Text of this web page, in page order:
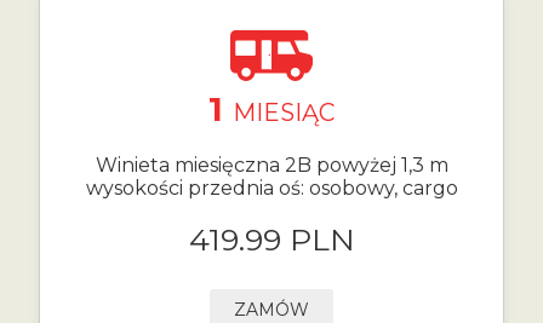
1 MIESIĄC
Winieta miesięczna 2B powyżej 1,3 m
wysokości przednia oś: osobowy, cargo
419.99 PLN
ZAMÓW